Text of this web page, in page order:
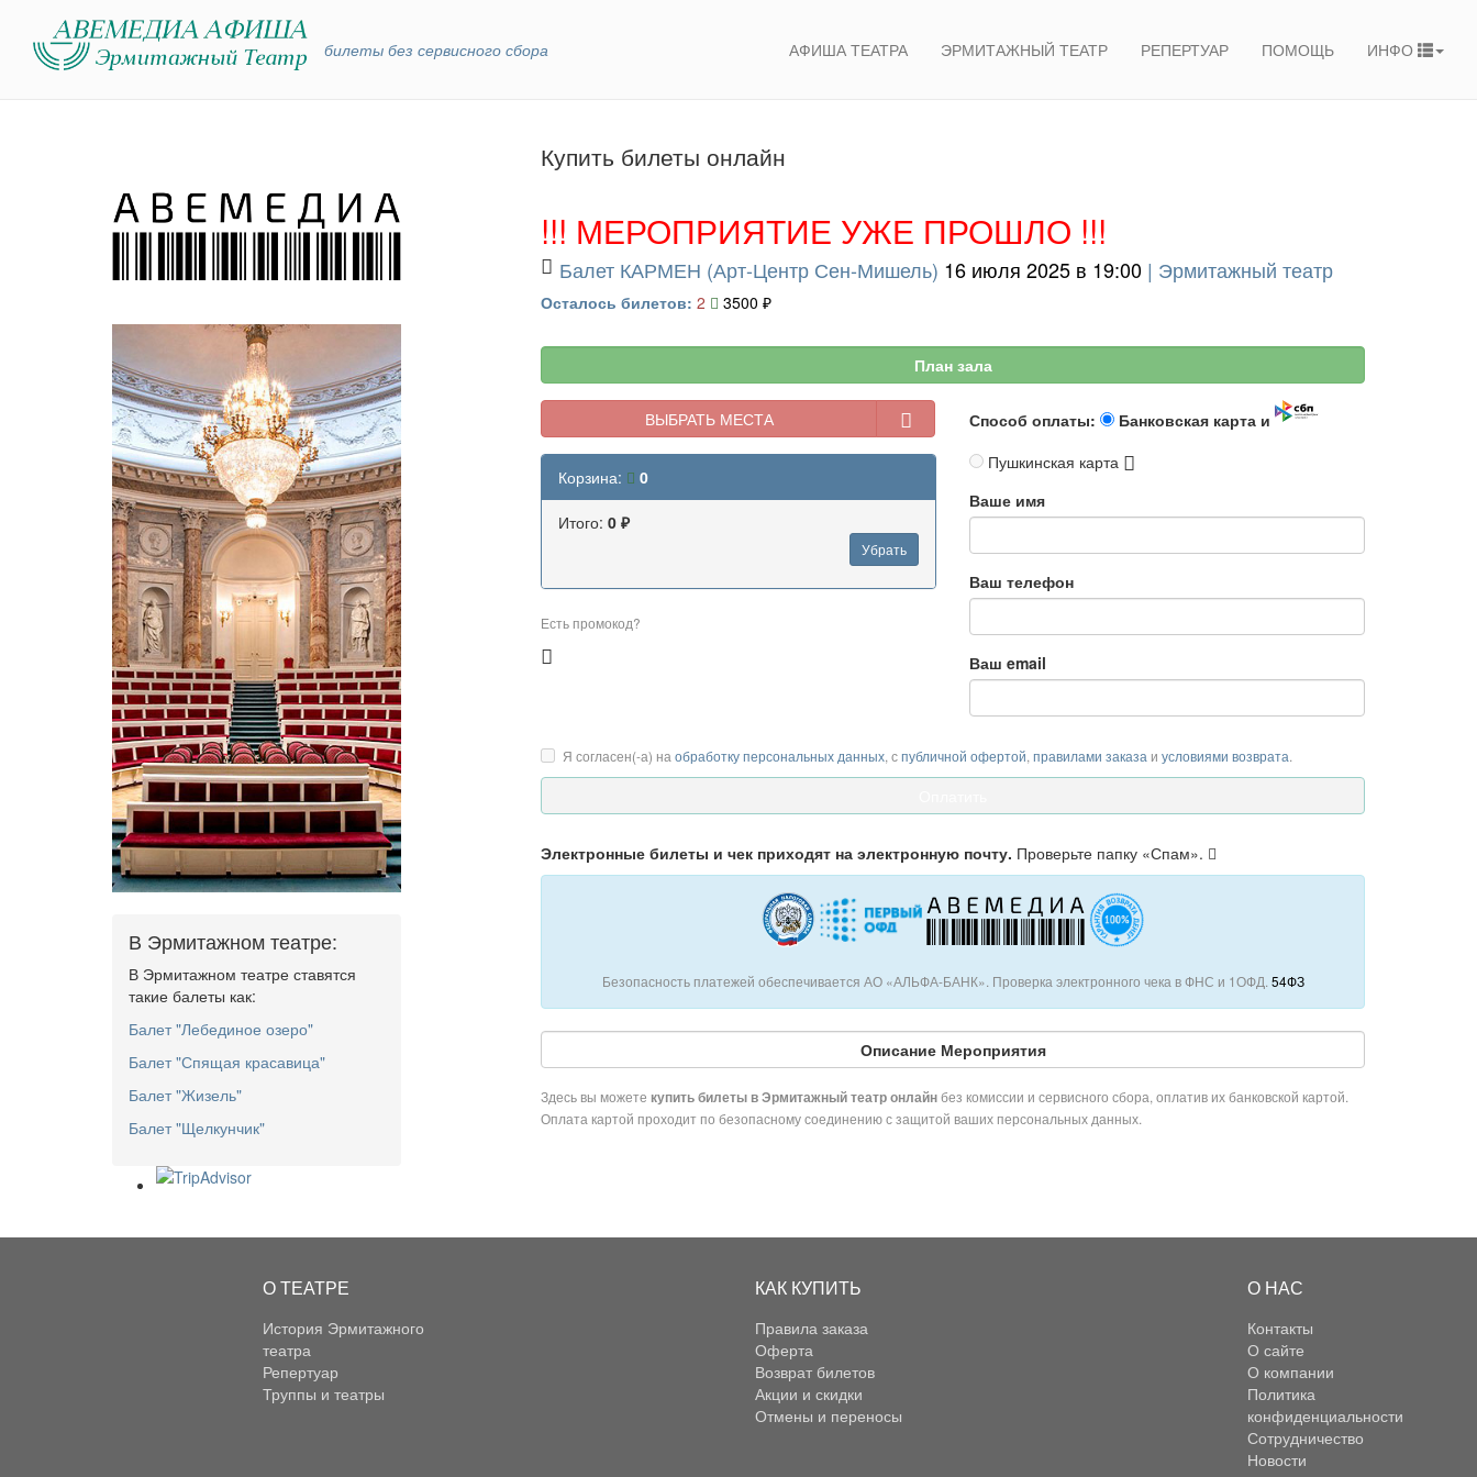
билеты без сервисного сбора АФИША ТЕАТРА ЭРМИТАЖНЫЙ ТЕАТР РЕПЕРТУАР ПОМОЩЬ ИНФО
Купить билеты онлайн
!!! МЕРОПРИЯТИЕ УЖЕ ПРОШЛО !!!
Балет КАРМЕН (Арт-Центр Сен-Мишель) 16 июля 2025 в 19:00 | Эрмитажный театр
Осталось билетов: 2 3500 ₽
План зала
ВЫБРАТЬ МЕСТА
Корзина: 0
Итого: 0 ₽
Убрать
Есть промокод?
Способ оплаты:
Банковская карта и
Пушкинская карта
Ваше имя
Ваш телефон
Ваш email
Я согласен(-а) на обработку персональных данных, спубличной офертой, правилами заказа и условиями возврата.
Электронные билеты и чек приходят на электронную почту. Проверьте папку «Спам».
Безопасность платежей обеспечивается АО «АЛЬФА-БАНК». Проверка электронного чека в ФНС и 1ОФД. 54ФЗ
Описание Мероприятия
Здесь вы можете купить билеты в Эрмитажный театр онлайнбез комиссии и сервисного сбора, оплатив их банковской картой.
Оплата картой проходит по безопасному соединению с защитой ваших персональных данных.
В Эрмитажном театре:
В Эрмитажном театре ставятся
такие балеты как:
Балет "Лебединое озеро"
Балет "Спящая красавица"
Балет "Жизель"
Балет "Щелкунчик"
О ТЕАТРЕ
История Эрмитажного
театра
Репертуар
Труппы и театры
КАК КУПИТЬ
Правила заказа
Оферта
Возврат билетов
Акции и скидки
Отмены и переносы
О НАС
Контакты
О сайте
О компании
Политика
конфиденциальности
Сотрудничество
Новости